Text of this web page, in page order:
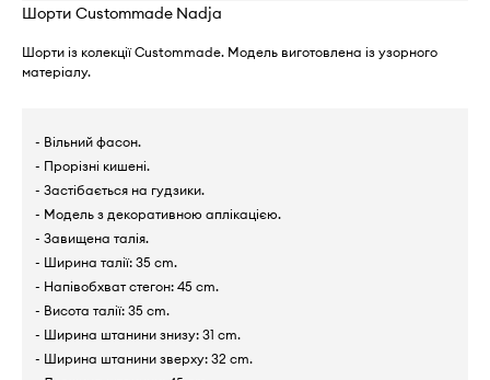
Шорти Custommade Nadja
Шорти із колекції Custommade. Модель виготовлена із узорного
матеріалу.
- Вільний фасон.
- Прорізні кишені.
- Застібається на гудзики.
- Модель з декоративною аплікацією.
- Завищена талія.
- Ширина талії: 35 cm.
- Напівобхват стегон: 45 cm.
- Висота талії: 35 cm.
- Ширина штанини знизу: 31 cm.
- Ширина штанини зверху: 32 cm.